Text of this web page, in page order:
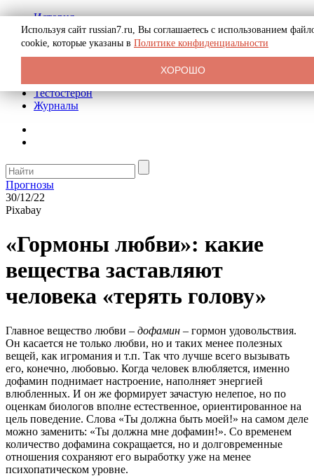
История
Биография
Криминал
Реклама на сайте
Тестостерон
Журналы
Прогнозы
30/12/22
Pixabay
«Гормоны любви»: какие
вещества заставляют
человека «терять голову»
Главное вещество любви – дофамин – гормон удовольствия.
Он касается не только любви, но и таких менее полезных
вещей, как игромания и т.п. Так что лучше всего вызывать
его, конечно, любовью. Когда человек влюбляется, именно
дофамин поднимает настроение, наполняет энергией
влюбленных. И он же формирует зачастую нелепое, но по
оценкам биологов вполне естественное, ориентированное на
цель поведение. Слова «Ты должна быть моей!» на самом деле
можно заменить: «Ты должна мне дофамин!». Со временем
количество дофамина сокращается, но и долговременные
отношения сохраняют его выработку уже на менее
психопатическом уровне.
Используя сайт russian7.ru, Вы соглашаетесь с использованием
cookie, которые указаны в Политике конфиденциальности
ХОРОШО